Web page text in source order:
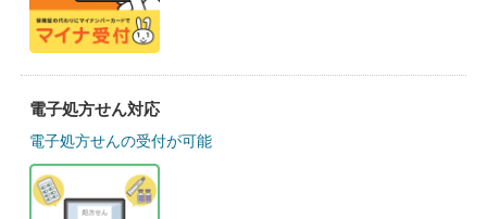
電子処方せん対応
電子処方せんの受付が可能